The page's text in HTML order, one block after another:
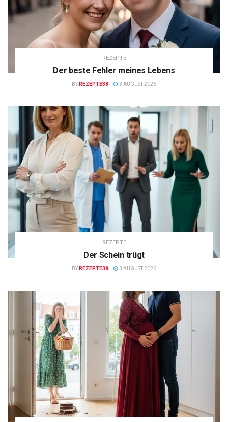
REZEPTE
Der beste Fehler meines Lebens
BY REZEPTE38 3 AUGUST 2026
REZEPTE
Der Schein trügt
BY REZEPTE38 3 AUGUST 2026